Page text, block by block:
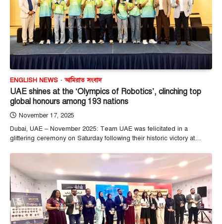
ENGLISH NEWS আমিরাত সংবাদ
UAE shines at the ‘Olympics of Robotics’, clinching top
global honours among 193 nations
November 17, 2025
Dubai, UAE – November 2025: Team UAE was felicitated in a
glittering ceremony on Saturday following their historic victory at…